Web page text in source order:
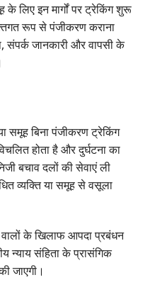
लिए इन मार्गों पर ट्रेकिंग शुरू
रूप से पंजीकरण कराना
संपर्क जानकारी और वापसी के
समूह बिना पंजीकरण ट्रेकिंग
होता है और दुर्घटना का
बचाव दलों की सेवाएं ली
व्यक्ति या समूह से वसूला
के खिलाफ आपदा प्रबंधन
न्याय संहिता के प्रासंगिक
जाएगी।